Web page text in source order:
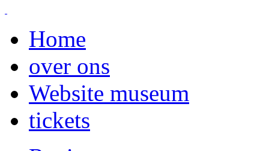
Home
over ons
Website museum
tickets